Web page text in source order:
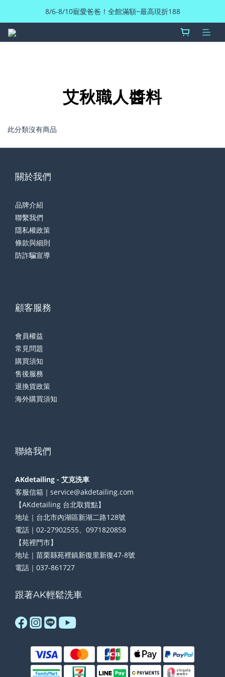
8/6-8/10寵愛爸爸！全館滿額~最高現折188
艾秋職人醬料
此分類沒有商品
關於我們
品牌介紹
聯繫我們
隱私權政策
條款與細則
防詐騙宣導
顧客服務
會員權益
常見問題
購買須知
售後服務
退換貨政策
海外購買須知
聯絡我們
AKdetailing - 艾克洗車
客服信箱｜service@akdetailing.com
【AKdetailing 台北取貨點】
地址｜台北市內湖區新湖二路128號
電話｜02-27902555、0971820858
【苑裡門市】
地址｜苗栗縣苑裡鎮新復里新復47-8號
電話｜037-861727
跟著AK輕鬆洗車